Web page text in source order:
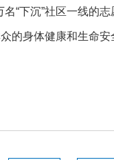
“下沉”社区一线的
的身体健康和生命安